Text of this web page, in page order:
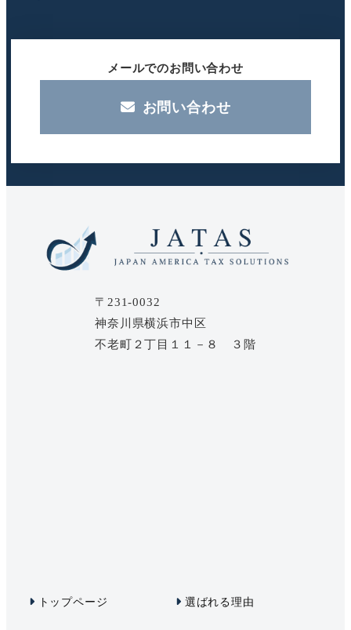
メールでのお問い合わせ
お問い合わせ
〒231-0032
神奈川県横浜市中区
不老町２丁目１１－８ ３階
トップページ 選ばれる理由